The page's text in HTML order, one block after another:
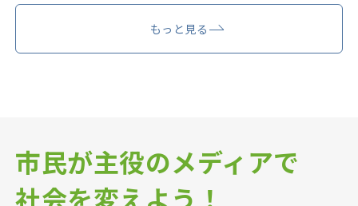
もっと見る
市民が主役のメディアで
社会を変えよう！